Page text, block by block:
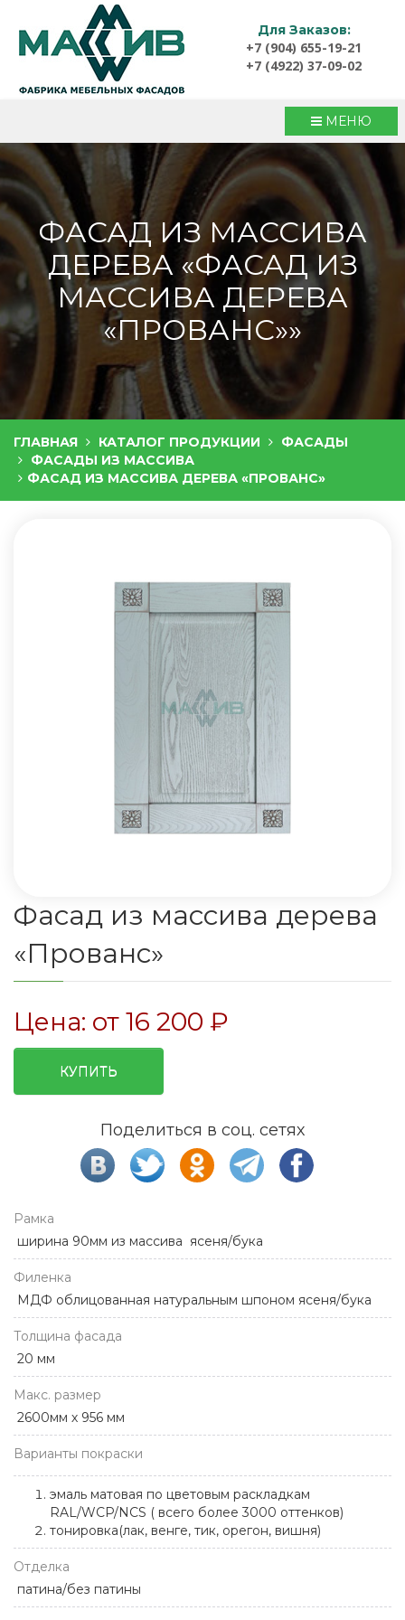
Для Заказов:
+7 (904) 655-19-21
+7 (4922) 37-09-02
МЕНЮ
ФАСАД ИЗ МАССИВА
ДЕРЕВА «ФАСАД ИЗ
МАССИВА ДЕРЕВА
«ПРОВАНС»»
ГЛАВНАЯ КАТАЛОГ ПРОДУКЦИИ
ФАСАДЫ
ФАСАДЫ ИЗ МАССИВА
ФАСАД ИЗ МАССИВА ДЕРЕВА «ПРОВАНС»
Фасад из массива дерева
«Прованс»
Цена: от 16 200 ₽
КУПИТЬ
Поделиться в соц. сетях
Рамка
ширина 90мм из массива ясеня/бука
Филенка
МДФ облицованная натуральным шпоном ясеня/бука
Толщина фасада
20 мм
Макс. размер
2600мм х 956 мм
Варианты покраски
эмаль матовая по цветовым раскладкам
RAL/WCP/NCS ( всего более 3000 оттенков)
тонировка(лак, венге, тик, орегон, вишня)
Отделка
патина/без патины